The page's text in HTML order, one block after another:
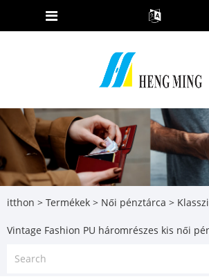
itthon > Termékek > Női pénztárca >
Vintage Fashion PU háromrészes kis női